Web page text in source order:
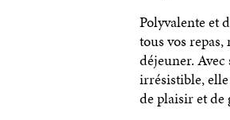
Polyvalente et
tous vos
déjeuner.
irrésistible,
de plaisir et